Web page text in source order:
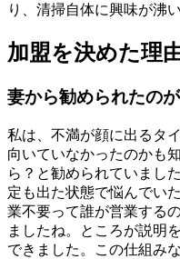
り、清掃自体に興味が沸
加盟を決めた理
妻から勧められたの
私は、不満が顔に出るタ
向いていなかったのかも
ら？と勧められていまし
定も出た状態で悩んでい
業不要って誰が営業する
ましたね。ところが説明
できました。この仕組み